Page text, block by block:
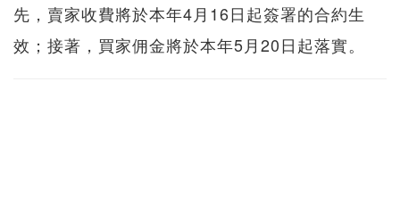
先，賣家收費將於本年4月16日起簽署的合約生
效；接著，買家佣金將於本年5月20日起落實。